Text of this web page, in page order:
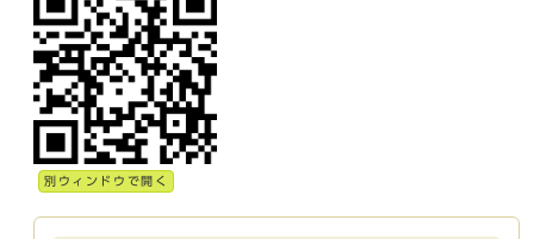
別ウィンドウで開く